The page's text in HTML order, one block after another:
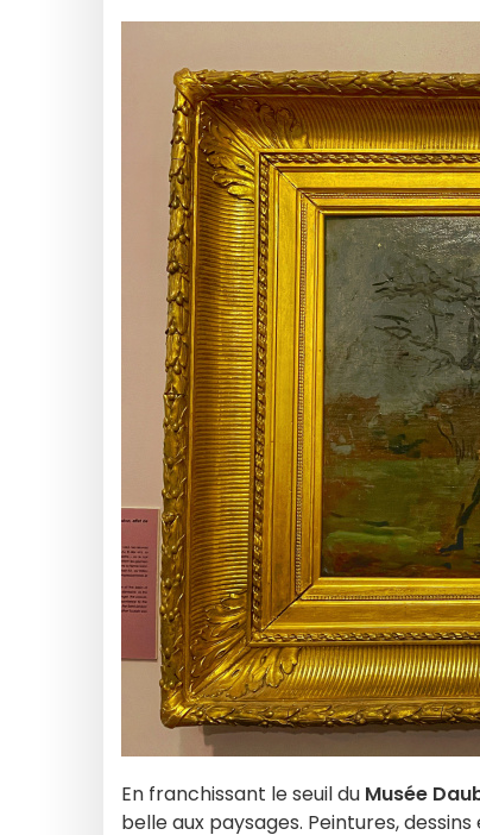
En franchissant le seuil du Musée
belle aux paysages. Peintures,